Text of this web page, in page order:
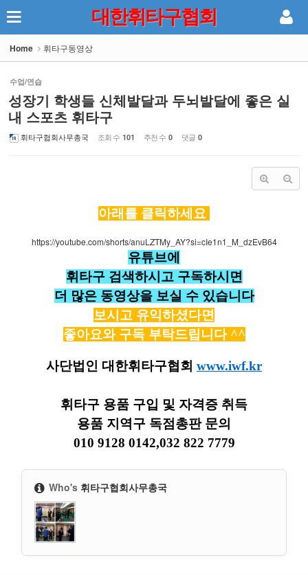
대한휘타구협회
Home 휘타구동영상
수업/연습
성장기 학생들 신체발달과 두뇌발달에 좋은 실
내 스포츠 휘타구
휘타구협회사무총국 조회 수 101 추천 수 0 댓글 0
아래를 클릭하세요
https://youtube.com/shorts/anuLZTMy_AY?si=cIe1n1_M_dzEvB64
유튜브에
휘타구 검색하시고 구독하시면
더 많은 동영상을 보실 수 있습니다
보시고 유익하셨다면
좋아요와 구독 부탁드립니다 ^^
사단법인 대한휘타구협회 www.iwf.kr
휘타구 용품 구입 및 자격증 취득
용품 지역구 독점총판 문의
010 9128 0142,032 822 7779
Who's 휘타구협회사무총국
Sketchbook5, 스케치북5
Sketchbook5, 스케치북5